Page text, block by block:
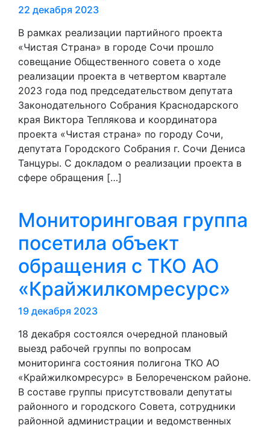
22 декабря 2023
В рамках реализации партийного проекта
«Чистая Страна» в городе Сочи прошло
совещание Общественного совета о ходе
реализации проекта в четвертом квартале
2023 года под председательством депутата
Законодательного Собрания Краснодарского
края Виктора Теплякова и координатора
проекта «Чистая страна» по городу Сочи,
депутата Городского Собрания г. Сочи Дениса
Танцуры. С докладом о реализации проекта в
сфере обращения […]
Мониторинговая группа
посетила объект
обращения с ТКО АО
«Крайжилкомресурс»
19 декабря 2023
18 декабря состоялся очередной плановый
выезд рабочей группы по вопросам
мониторинга состояния полигона ТКО АО
«Крайжилкомресурс» в Белореченском районе.
В составе группы присутствовали депутаты
районного и городского Совета, сотрудники
районной администрации и ведомственных